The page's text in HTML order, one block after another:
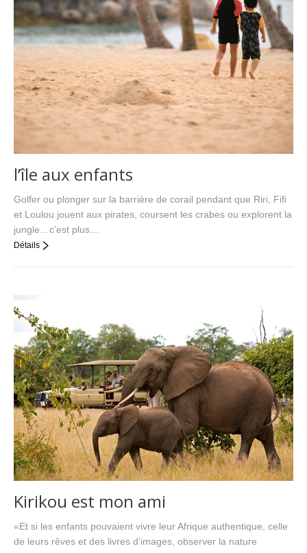
l’île aux enfants
Golfer ou plonger sur la barrière de corail pendant que Riri, Fifi
et Loulou jouent aux pirates, coursent les crabes ou explorent la
jungle…c’est plus…
Détails
Kirikou est mon ami
«Et si les enfants pouvaient vivre leur Afrique authentique, celle
de leurs rêves et des livres d’images, observer la nature